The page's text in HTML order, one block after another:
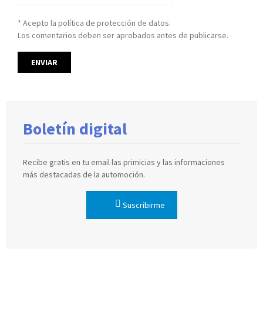
* Acepto la política de protección de datos.
Los comentarios deben ser aprobados antes de publicarse.
Boletín digital
Recibe gratis en tu email las primicias y las informaciones
más destacadas de la automoción.
Suscribirme